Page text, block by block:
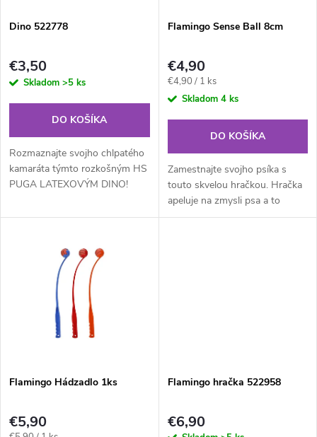
e
p
r
o
d
u
s
p
r
d
u
Dino 522778
€3,50
Skladom >5 ks
DO KOŠÍKA
Rozmaznajte svojho chlpatého
kamaráta týmto rozkošným HS
PUGA LATEXOVÝM DINO!
pískadlom pre väčšiu zábavu.
Flamingo Sense Ball 8cm
€4,90
Jednotková
cena:
€4,90 / 1 ks
Skladom 4 ks
DO KOŠÍKA
Zamestnajte svojho psíka s
touto skvelou hračkou. Hračka
apeluje na zmysli psa a to
svojou jedinečnou textúrou,
Flamingo Hádzadlo 1ks
€5,90
Flamingo hračka 522958
€6,90